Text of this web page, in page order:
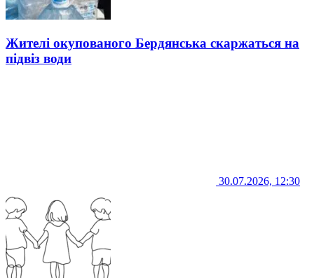
Жителі окупованого Бердянська скаржаться на
підвіз води
30.07.2026, 12:30